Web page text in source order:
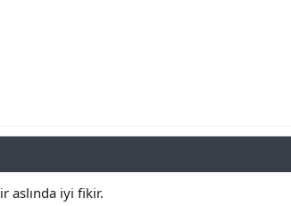
aslında iyi fikir.